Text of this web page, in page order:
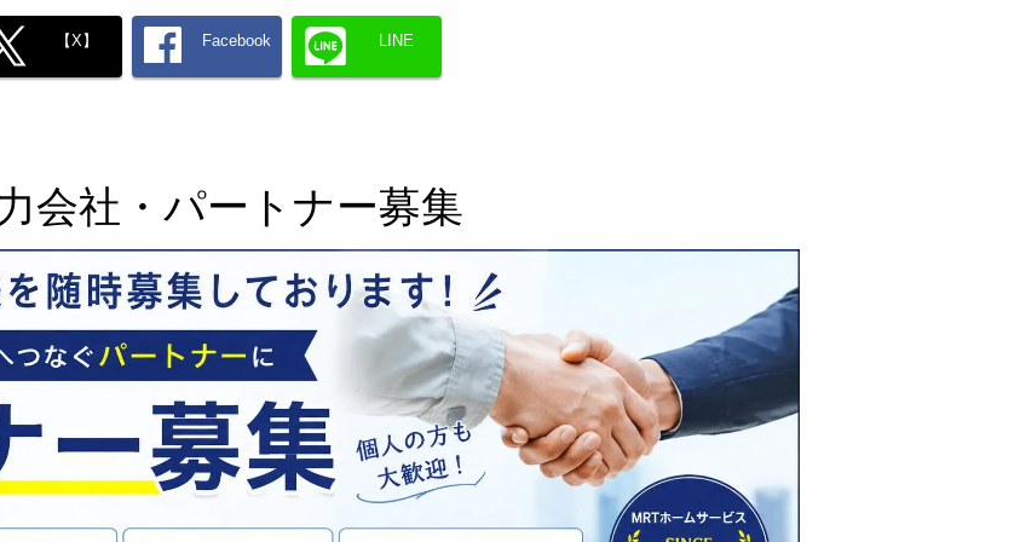
【X】 Facebook LINE
会社・パートナー募集